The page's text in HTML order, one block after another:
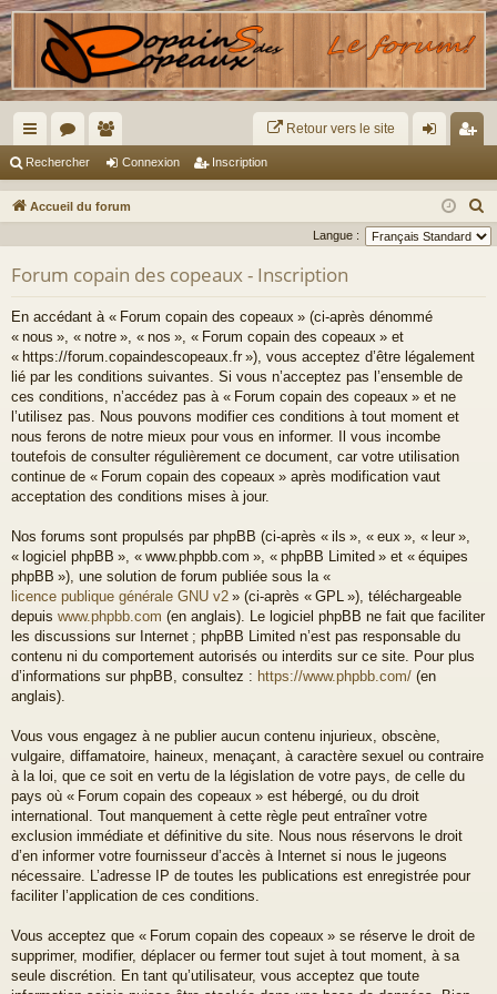
ac
co
s
or
u m
Retour vers le site
ne
xi
cri
pti
Rechercher Connexion Inscription
Accueil du forum
e
Langue :
Forum copain des copeaux - Inscription
En accédant à « Forum copain des copeaux » (ci-après dénommé
« nous », « notre », « nos », « Forum copain des copeaux » et
« https://forum.copaindescopeaux.fr »), vous acceptez d’être légalement
lié par les conditions suivantes. Si vous n’acceptez pas l’ensemble de
ces conditions, n’accédez pas à « Forum copain des copeaux » et ne
l’utilisez pas. Nous pouvons modifier ces conditions à tout moment et
nous ferons de notre mieux pour vous en informer. Il vous incombe
toutefois de consulter régulièrement ce document, car votre utilisation
continue de « Forum copain des copeaux » après modification vaut
acceptation des conditions mises à jour.
Nos forums sont propulsés par phpBB (ci-après « ils », « eux », « leur »,
« logiciel phpBB », « www.phpbb.com », « phpBB Limited » et « équipes
phpBB »), une solution de forum publiée sous la «
licence publique générale GNU v2 » (ci-après « GPL »), téléchargeable
depuis www.phpbb.com (en anglais). Le logiciel phpBB ne fait que faciliter
les discussions sur Internet ; phpBB Limited n’est pas responsable du
contenu ni du comportement autorisés ou interdits sur ce site. Pour plus
d’informations sur phpBB, consultez : https://www.phpbb.com/ (en
anglais).
Vous vous engagez à ne publier aucun contenu injurieux, obscène,
vulgaire, diffamatoire, haineux, menaçant, à caractère sexuel ou contraire
à la loi, que ce soit en vertu de la législation de votre pays, de celle du
pays où « Forum copain des copeaux » est hébergé, ou du droit
international. Tout manquement à cette règle peut entraîner votre
exclusion immédiate et définitive du site. Nous nous réservons le droit
d’en informer votre fournisseur d’accès à Internet si nous le jugeons
nécessaire. L’adresse IP de toutes les publications est enregistrée pour
faciliter l’application de ces conditions.
Vous acceptez que « Forum copain des copeaux » se réserve le droit de
supprimer, modifier, déplacer ou fermer tout sujet à tout moment, à sa
seule discrétion. En tant qu’utilisateur, vous acceptez que toute